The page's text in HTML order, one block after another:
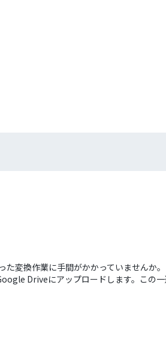
変換作業に手間がかかっていませんか
Driveにアップロードします。この